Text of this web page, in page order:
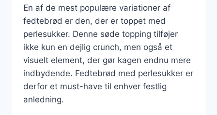
En af de mest populære variationer af
fedtebrød er den, der er toppet med
perlesukker. Denne søde topping tilføjer
ikke kun en dejlig crunch, men også et
visuelt element, der gør kagen endnu mere
indbydende. Fedtebrød med perlesukker er
derfor et must-have til enhver festlig
anledning.